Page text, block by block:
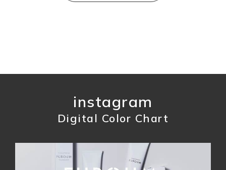
instagram
Digital Color Chart